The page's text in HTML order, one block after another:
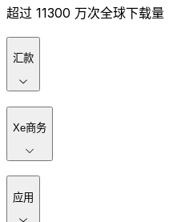
超过 11300 万次全球下载量
汇款
Xe商务
应用